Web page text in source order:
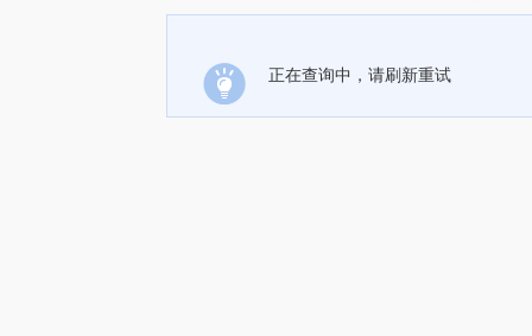
正在查询中，请刷新重试